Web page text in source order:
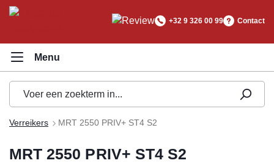
+32 9 326 00 99 Contact
Verreikers MRT 2550 PRIV+ ST4 S2
MRT 2550 PRIV+ ST4 S2